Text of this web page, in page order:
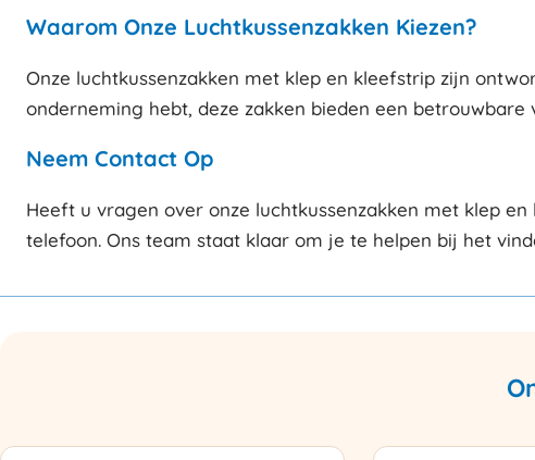
Waarom Onze Luchtkussenzakken Kiezen?
Onze luchtkussenzakken met klep en kleefstrip zijn
onderneming hebt, deze zakken bieden een
Neem Contact Op
Heeft u vragen over onze luchtkussenzakken met klep
telefoon. Ons team staat klaar om je te helpen bij het